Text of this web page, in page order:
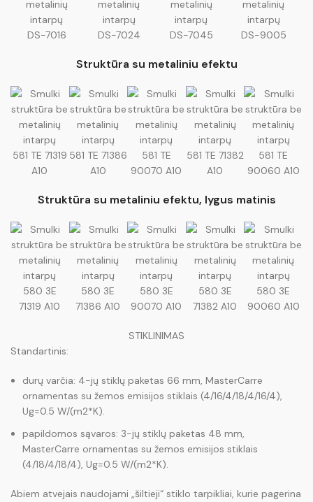
DS-7016 DS-7024 DS-7045 DS-9005
Struktūra su metaliniu efektu
581 TE 71319
A10
581 TE 71386
A10
581 TE
90070 A10
581 TE 71382
A10
581 TE
90060 A10
Struktūra su metaliniu efektu, lygus matinis
580 3E
71319 A10
580 3E
71386 A10
580 3E
90070 A10
580 3E
71382 A10
580 3E
90060 A10
STIKLINIMAS
Standartinis:
durų varčia: 4-jų stiklų paketas 66 mm, MasterCarre
ornamentas su žemos emisijos stiklais (4/16/4/18/4/16/4),
Ug=0.5 W/(m2*K).
papildomos sąvaros: 3-jų stiklų paketas 48 mm,
MasterCarre ornamentas su žemos emisijos stiklais
(4/18/4/18/4), Ug=0.5 W/(m2*K).
Abiem atvejais naudojami „šiltieji“ stiklo tarpikliai, kurie pagerina